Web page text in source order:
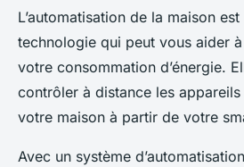
L’automatisation de la maison
technologie qui peut vous aider
votre consommation d’énergie.
contrôler à distance les
votre maison à partir de votre
Avec un système